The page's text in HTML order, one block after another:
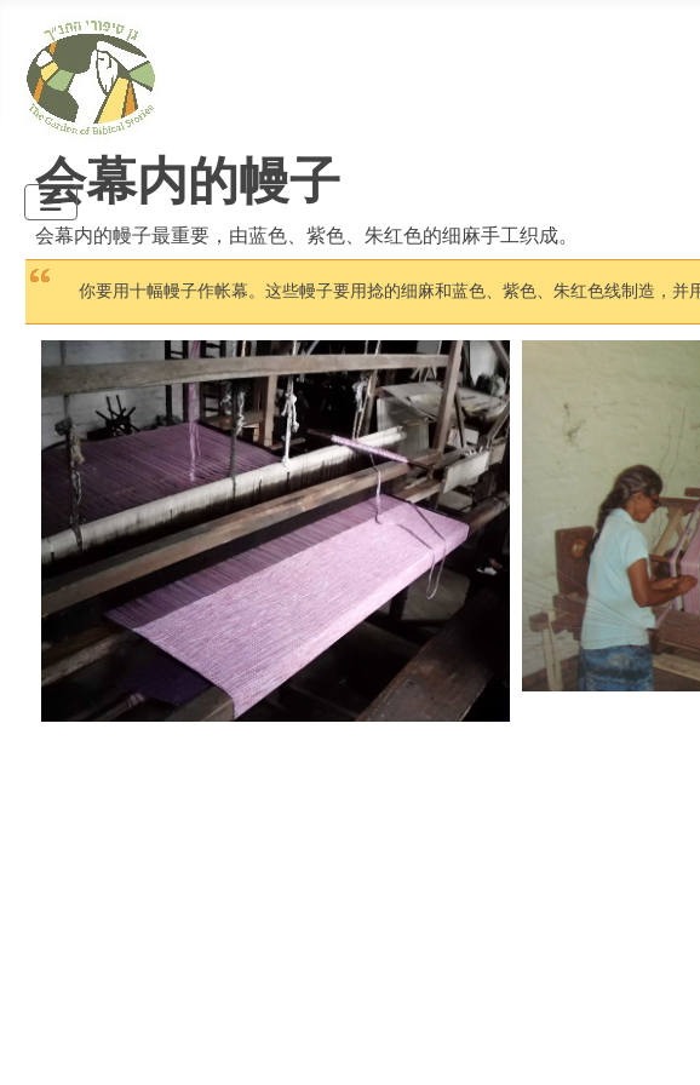
会幕内的幔子
会幕内的幔子最重要，由蓝色、紫色、朱红色的细麻手工织成。
你要用十幅幔子作帐幕。这些幔子要用捻的细麻和蓝色、紫色、朱红色线制造，并